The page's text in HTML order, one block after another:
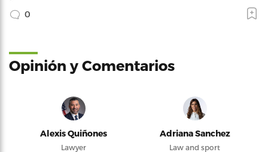
0
Opinión y Comentarios
Alexis Quiñones
Lawyer
Adriana Sanchez
Law and sport